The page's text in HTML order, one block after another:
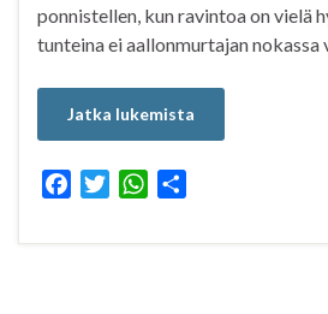
ponnistellen, kun ravintoa on vielä
tunteina ei aallonmurtajan nokassa
Jatka lukemista
c
i
W
a
a